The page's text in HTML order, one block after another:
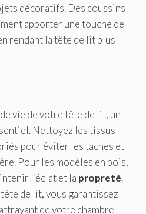
décoratifs. Des coussins
apporter une touche de
rendant la tête de lit plus
vie de votre tête de lit, un
Nettoyez les tissus
pour éviter les taches et
Pour les modèles en bois,
l’éclat et la propreté.
de lit, vous garantissez
de votre chambre